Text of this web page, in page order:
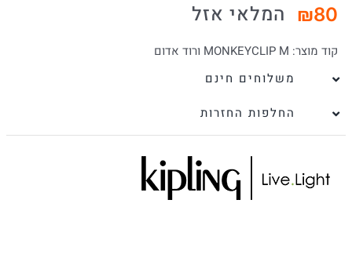
₪80 המלאי אזל
קוד מוצר: MONKEYCLIP M ורוד אדום
משלוחים חינם
החלפות החזרות